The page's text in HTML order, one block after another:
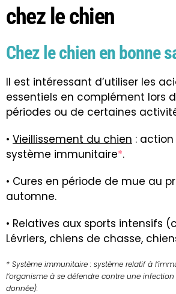
chez le chien
Chez le chien en bonne
Il est intéressant d’utiliser les
essentiels en complément lors
périodes ou de certaines
• Vieillissement du chien :
système immunitaire*.
• Cures en période de mue au
automne.
• Relatives aux sports intensifs
Lévriers, chiens de chasse,
* Système immunitaire : système relatif à
l’organisme à se défendre contre une
donnée).